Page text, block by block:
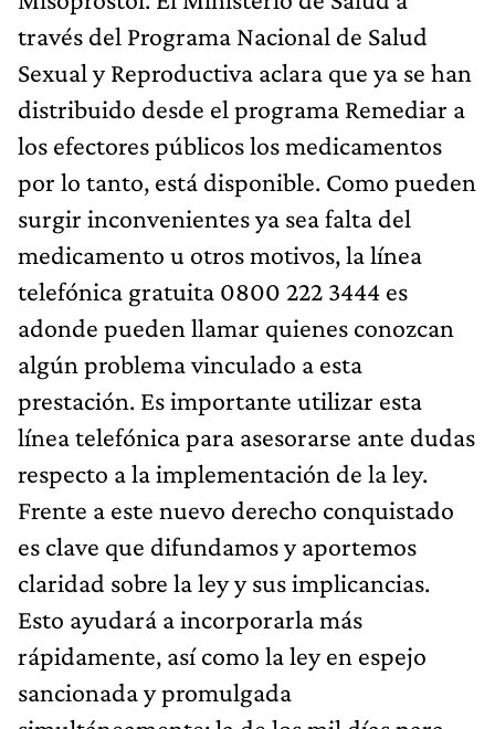
través del Programa Nacional de Salud
Sexual y Reproductiva aclara que ya se han
distribuido desde el programa Remediar a
los efectores públicos los medicamentos
por lo tanto, está disponible. Como pueden
surgir inconvenientes ya sea falta del
medicamento u otros motivos, la línea
telefónica gratuita 0800 222 3444 es
adonde pueden llamar quienes conozcan
algún problema vinculado a esta
prestación. Es importante utilizar esta
línea telefónica para asesorarse ante dudas
respecto a la implementación de la ley.
Frente a este nuevo derecho conquistado
es clave que difundamos y aportemos
claridad sobre la ley y sus implicancias.
Esto ayudará a incorporarla más
rápidamente, así como la ley en espejo
sancionada y promulgada